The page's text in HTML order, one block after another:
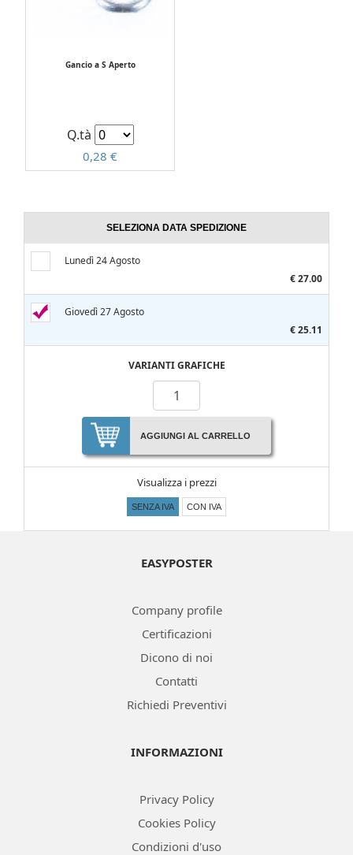
Gancio a S Aperto
Q.tà
0,28 €
SELEZIONA DATA SPEDIZIONE
Lunedì 24 Agosto
€ 27.00
Giovedì 27 Agosto
€ 25.11
VARIANTI GRAFICHE
AGGIUNGI AL CARRELLO
Visualizza i prezzi
SENZA IVA CON IVA
EASYPOSTER
Company profile
Certificazioni
Dicono di noi
Contatti
Richiedi Preventivi
INFORMAZIONI
Privacy Policy
Cookies Policy
Condizioni d'uso